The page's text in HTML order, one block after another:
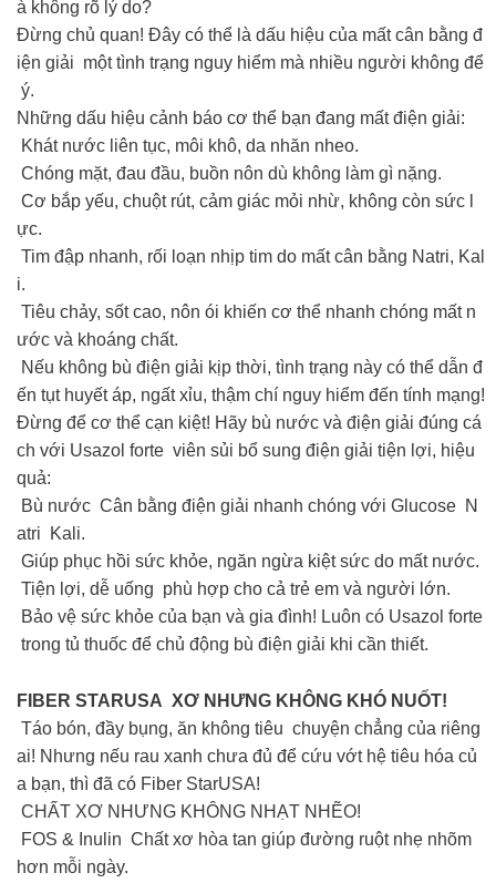
à không rõ lý do?
Đừng chủ quan! Đây có thể là dấu hiệu của mất cân bằng đ
iện giải một tình trạng nguy hiểm mà nhiều người không để
ý.
Những dấu hiệu cảnh báo cơ thể bạn đang mất điện giải:
Khát nước liên tục, môi khô, da nhăn nheo.
Chóng mặt, đau đầu, buồn nôn dù không làm gì nặng.
Cơ bắp yếu, chuột rút, cảm giác mỏi nhừ, không còn sức l
ực.
Tim đập nhanh, rối loạn nhịp tim do mất cân bằng Natri, Kal
i.
Tiêu chảy, sốt cao, nôn ói khiến cơ thể nhanh chóng mất n
ước và khoáng chất.
Nếu không bù điện giải kịp thời, tình trạng này có thể dẫn đ
ến tụt huyết áp, ngất xỉu, thậm chí nguy hiểm đến tính mạng!
Đừng để cơ thể cạn kiệt! Hãy bù nước và điện giải đúng cá
ch với Usazol forte viên sủi bổ sung điện giải tiện lợi, hiệu
quả:
Bù nước Cân bằng điện giải nhanh chóng với Glucose N
atri Kali.
Giúp phục hồi sức khỏe, ngăn ngừa kiệt sức do mất nước.
Tiện lợi, dễ uống phù hợp cho cả trẻ em và người lớn.
Bảo vệ sức khỏe của bạn và gia đình! Luôn có Usazol forte
trong tủ thuốc để chủ động bù điện giải khi cần thiết.
FIBER STARUSA XƠ NHƯNG KHÔNG KHÓ NUỐT!
Táo bón, đầy bụng, ăn không tiêu chuyện chẳng của riêng
ai! Nhưng nếu rau xanh chưa đủ để cứu vớt hệ tiêu hóa củ
a bạn, thì đã có Fiber StarUSA!
CHẤT XƠ NHƯNG KHÔNG NHẠT NHẼO!
FOS & Inulin Chất xơ hòa tan giúp đường ruột nhẹ nhõm
hơn mỗi ngày.